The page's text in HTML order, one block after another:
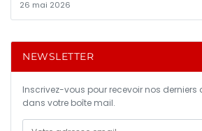
26 mai 2026
NEWSLETTER
Inscrivez-vous pour recevoir nos
dans votre boîte mail.